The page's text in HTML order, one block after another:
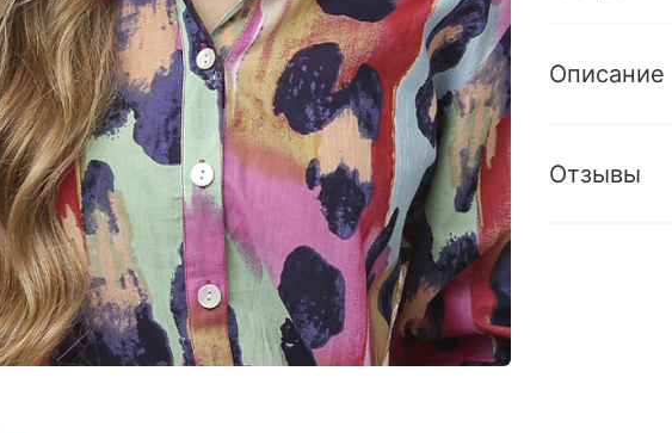
Описание
Отзывы